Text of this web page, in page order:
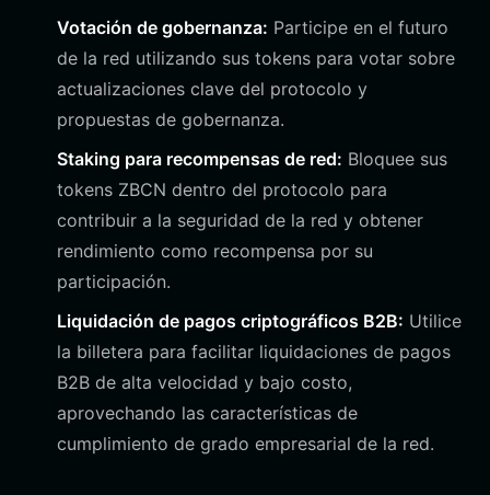
Votación de gobernanza: Participe en el futuro
de la red utilizando sus tokens para votar sobre
actualizaciones clave del protocolo y
propuestas de gobernanza.
Staking para recompensas de red: Bloquee sus
tokens ZBCN dentro del protocolo para
contribuir a la seguridad de la red y obtener
rendimiento como recompensa por su
participación.
Liquidación de pagos criptográficos B2B: Utilice
la billetera para facilitar liquidaciones de pagos
B2B de alta velocidad y bajo costo,
aprovechando las características de
cumplimiento de grado empresarial de la red.